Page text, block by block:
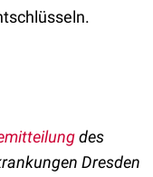
des
Dresden